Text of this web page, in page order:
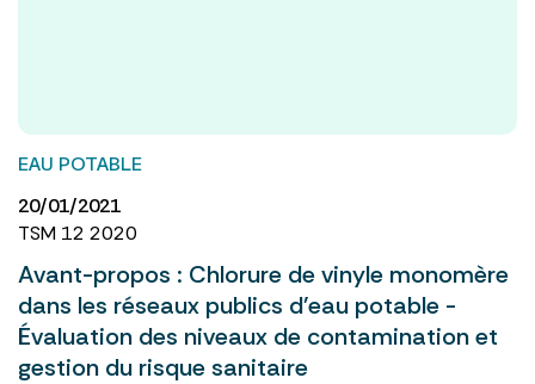
EAU POTABLE
20/01/2021
TSM 12 2020
Avant-propos : Chlorure de vinyle monomère
dans les réseaux publics d'eau potable -
Évaluation des niveaux de contamination et
gestion du risque sanitaire